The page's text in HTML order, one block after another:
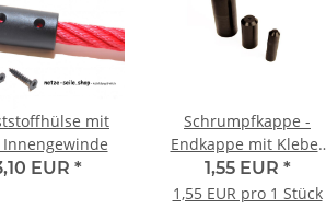
mit
Innengewinde
EUR *
Schrumpfkappe -
Endkappe mit Kleber
20,0 / 6,0
1,55 EUR *
1,55 EUR pro 1 Stück